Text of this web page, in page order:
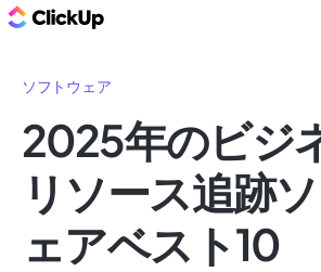
ソフトウェア
2025年のビジ
リソース追跡
ェアベスト10